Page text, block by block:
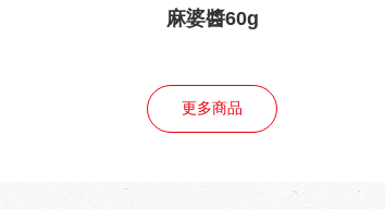
麻婆醬60g
更多商品